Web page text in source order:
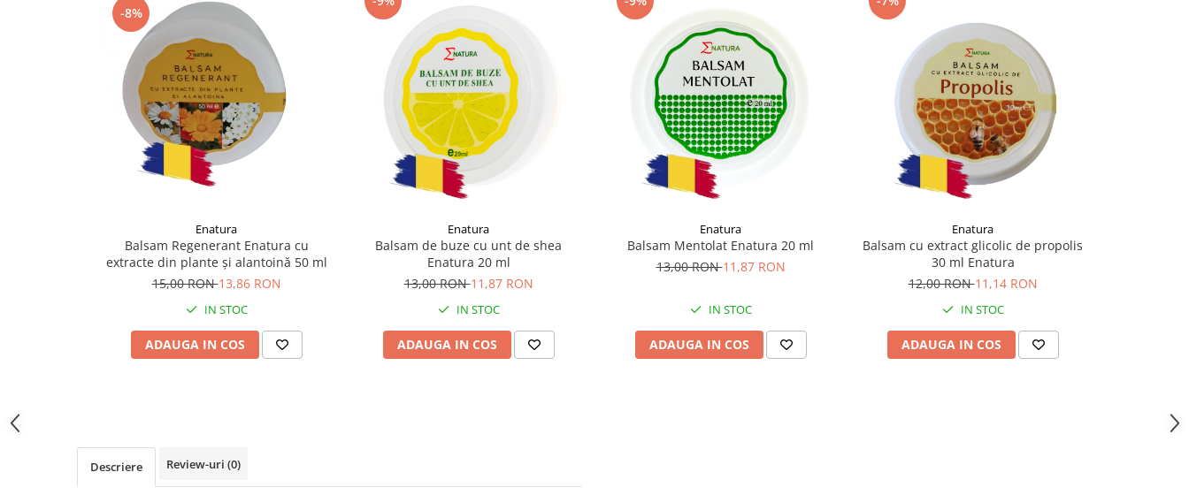
Supliment Vitamina D3
Supliment Vitamina E
Tincturi si Gemoderivate
Tuse gat si respiratie
-8%
Enatura
Balsam Regenerant Enatura cu
extracte din plante și alantoină 50 ml
15,00 RON13,86 RON
IN STOC
ADAUGA IN COS
Enatura
Balsam de buze cu unt de shea
Enatura 20 ml
13,00 RON11,87 RON
IN STOC
ADAUGA IN COS
Enatura
Balsam Mentolat Enatura 20 ml
13,00 RON11,87 RON
IN STOC
ADAUGA IN COS
Enatura
Balsam cu extract glicolic de propolis
30 ml Enatura
12,00 RON11,14 RON
IN STOC
ADAUGA IN COS
Descriere Review-uri (0)